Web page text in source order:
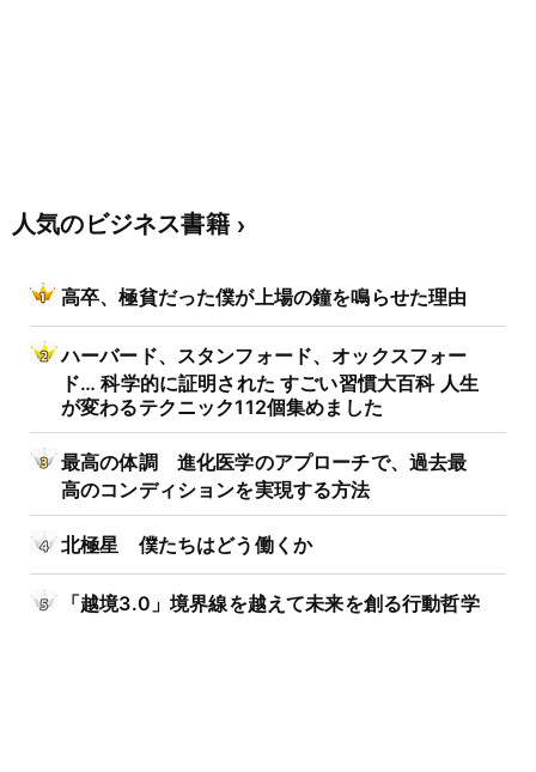
人気のビジネス書籍
高卒、極貧だった僕が上場の鐘を鳴らせた理由
ハーバード、スタンフォード、オックスフォー
ド… 科学的に証明された すごい習慣大百科 人生
が変わるテクニック112個集めました
最高の体調 進化医学のアプローチで、過去最
高のコンディションを実現する方法
北極星 僕たちはどう働くか
「越境3.0」境界線を越えて未来を創る行動哲学